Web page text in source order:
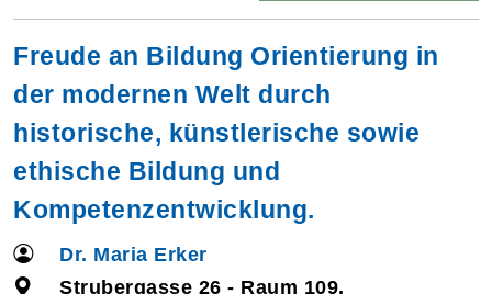
Freude an Bildung Orientierung in
der modernen Welt durch
historische, künstlerische sowie
ethische Bildung und
Kompetenzentwicklung.
Dr. Maria Erker
Strubergasse 26 - Raum 109,